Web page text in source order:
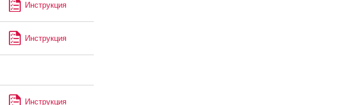
Инструкция
Инструкция
Инструкция